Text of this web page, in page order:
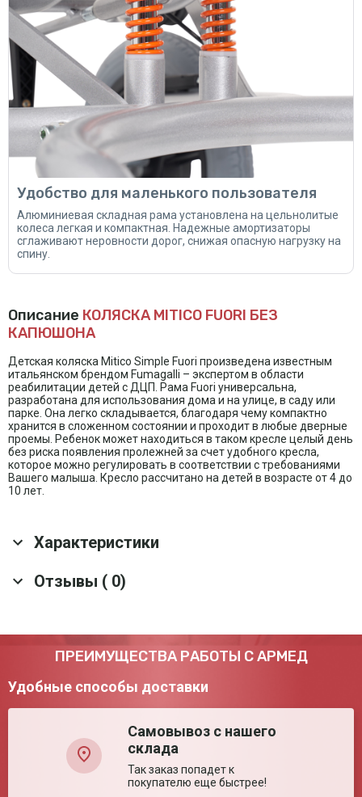
Удобство для маленького пользователя
Алюминиевая складная рама установлена на цельнолитые
колеса легкая и компактная. Надежные амортизаторы
сглаживают неровности дорог, снижая опасную нагрузку на
спину.
Описание КОЛЯСКА MITICO FUORI БЕЗ
КАПЮШОНА
Детская коляска Mitico Simplе Fuori произведена известным
итальянском брендом Fumagalli – экспертом в области
реабилитации детей с ДЦП. Рама Fuori универсальна,
разработана для использования дома и на улице, в саду или
парке. Она легко складывается, благодаря чему компактно
хранится в сложенном состоянии и проходит в любые дверные
проемы. Ребенок может находиться в таком кресле целый день
без риска появления пролежней за счет удобного кресла,
которое можно регулировать в соответствии с требованиями
Вашего малыша. Кресло рассчитано на детей в возрасте от 4 до
10 лет.
Характеристики
Основные характеристики
комплектация
Кресло Mitico simple, прогулочная рама Fuori,
подножка, абдуктор, съемный поручень,
Материал рамы
Алюминиевый сплав
Материал спинки и
Влагонепроницаемый материал
Регулировка угла
наклона спинки
Отзывы ( 0)
Оставить отзыв
ПРЕИМУЩЕСТВА РАБОТЫ С АРМЕД
Удобные способы доставки
Самовывоз с нашего
склада
Так заказ попадет к
покупателю еще быстрее!